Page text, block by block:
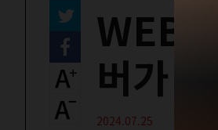
WEB
버가
2024.07.25